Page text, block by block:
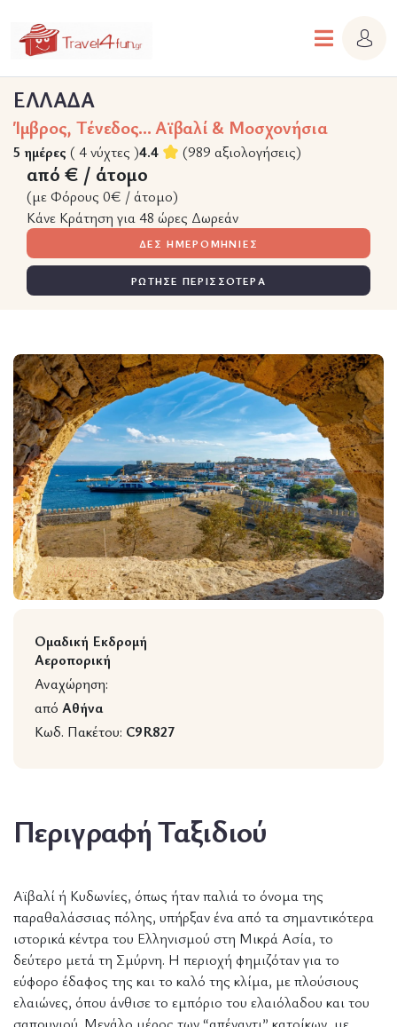
ΕΛΛΑΔΑ
Ίμβρος, Τένεδος... Αϊβαλί & Μοσχονήσια
5 ημέρες ( 4 νύχτες )4.4 (989 αξιολογήσεις)
από € / άτομο
(με Φόρους 0€ / άτομο)
Κάνε Κράτηση για 48 ώρες Δωρεάν
ΔΕΣ ΗΜΕΡΟΜΗΝΙΕΣ
ΡΩΤΗΣΕ ΠΕΡΙΣΣΟΤΕΡΑ
Wildlife
Ομαδική Εκδρομή
Αεροπορική
Αναχώρηση:
από Αθήνα
Κωδ. Πακέτου: C9R827
Περιγραφή Ταξιδιού
Αϊβαλί ή Κυδωνίες, όπως ήταν παλιά το όνομα της
παραθαλάσσιας πόλης, υπήρξαν ένα από τα σημαντικότερα
ιστορικά κέντρα του Ελληνισμού στη Μικρά Ασία, το
δεύτερο μετά τη Σμύρνη. Η περιοχή φημιζόταν για το
εύφορο έδαφος της και το καλό της κλίμα, με πλούσιους
ελαιώνες, όπου άνθισε το εμπόριο του ελαιόλαδου και του